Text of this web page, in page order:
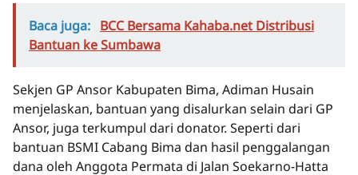
Baca juga: BCC Bersama Kahaba.net Distribusi
Bantuan ke Sumbawa
Sekjen GP Ansor Kabupaten Bima, Adiman Husain
menjelaskan, bantuan yang disalurkan selain dari GP
Ansor, juga terkumpul dari donator. Seperti dari
bantuan BSMI Cabang Bima dan hasil penggalangan
dana oleh Anggota Permata di Jalan Soekarno-Hatta